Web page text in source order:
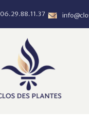
06.29.88.11.37